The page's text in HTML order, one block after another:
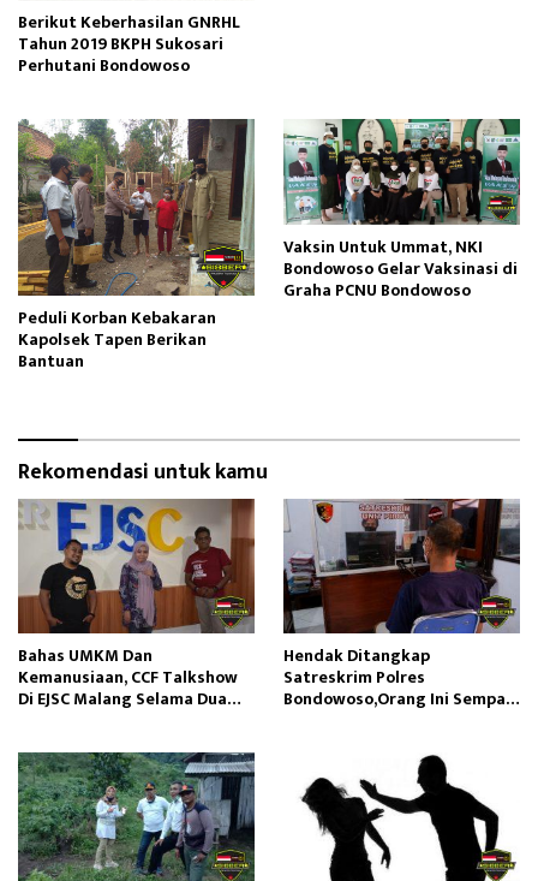
Berikut Keberhasilan GNRHL
Tahun 2019 BKPH Sukosari
Perhutani Bondowoso
Peduli Korban Kebakaran
Kapolsek Tapen Berikan
Bantuan
Vaksin Untuk Ummat, NKI
Bondowoso Gelar Vaksinasi di
Graha PCNU Bondowoso
Rekomendasi untuk kamu
Bahas UMKM Dan
Kemanusiaan, CCF Talkshow
Di EJSC Malang Selama Dua
Hendak Ditangkap
Satreskrim Polres
Bondowoso,Orang Ini Sempat